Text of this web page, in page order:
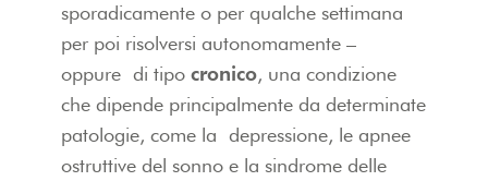
sporadicamente o per qualche settimana
per poi risolversi autonomamente –
oppure di tipo cronico, una condizione
che dipende principalmente da determinate
patologie, come la depressione, le apnee
ostruttive del sonno e la sindrome delle